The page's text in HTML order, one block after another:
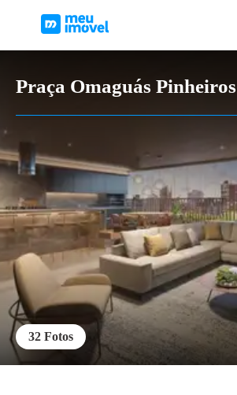
Praça Omaguás Pinheiros
32 Fotos